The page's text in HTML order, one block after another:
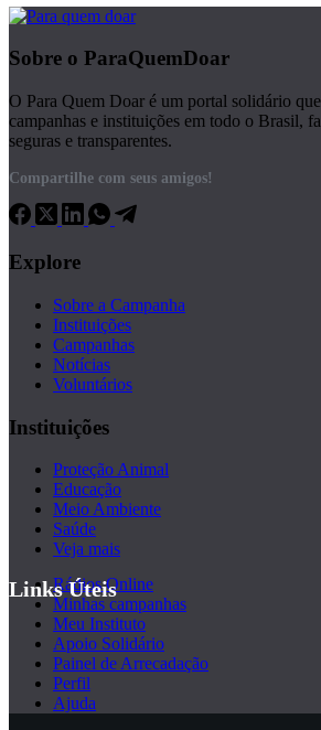
Sobre o ParaQuemDoar
O Para Quem Doar é um portal solidário que
campanhas e instituições em todo o Brasil,
seguras e transparentes.
Compartilhe com seus amigos!
Explore
Sobre a Campanha
Instituições
Campanhas
Notícias
Voluntários
Instituições
Proteção Animal
Educação
Meio Ambiente
Saúde
Veja mais
Links Úteis
Rádios Online
Minhas campanhas
Meu Instituto
Apoio Solidário
Painel de Arrecadação
Perfil
Ajuda